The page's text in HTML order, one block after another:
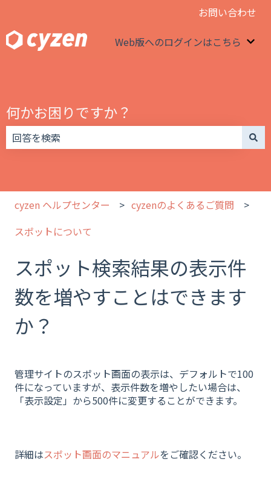
お問い合わせ
Web版へのログインはこちら
何かお困りですか？
cyzen ヘルプセンター
cyzenのよくあるご質問
スポットについて
スポット検索結果の表示件
数を増やすことはできます
か？
管理サイトのスポット画面の表示は、デフォルトで100
件になっていますが、表示件数を増やしたい場合は、
「表示設定」から500件に変更することができます。
詳細はスポット画面のマニュアルをご確認ください。